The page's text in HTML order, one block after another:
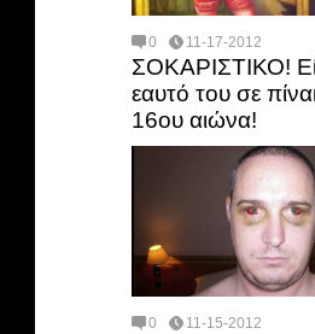
0 11-17-2012
ΣΟΚΑΡΙΣΤΙΚΟ!
εαυτό του σε
16ου αιώνα!
0 11-15-2012